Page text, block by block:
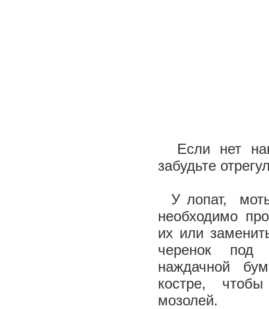
Если нет
забудьте
У лопат,
необходимо
их или
черенок под
наждачной
костре,
мозолей.